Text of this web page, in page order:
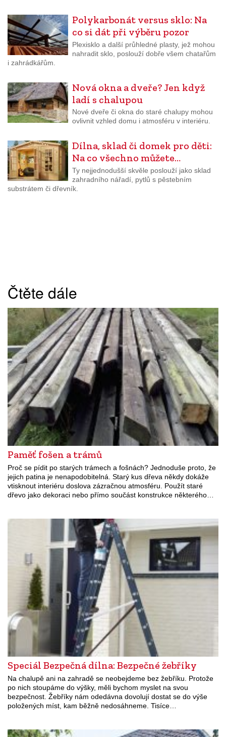
Polykarbonát versus sklo: Na
co si dát při výběru pozor
Plexisklo a další průhledné plasty, jež mohou
nahradit sklo, poslouží dobře všem chatařům
i zahrádkářům.
Nová okna a dveře? Jen když
ladí s chalupou
Nové dveře či okna do staré chalupy mohou
ovlivnit vzhled domu i atmosféru v interiéru.
Dílna, sklad či domek pro děti:
Na co všechno můžete…
Ty nejjednodušší skvěle poslouží jako sklad
zahradního nářadí, pytlů s pěstebním
substrátem či dřevník.
Čtěte dále
Paměť fošen a trámů
Proč se pídit po starých trámech a fošnách? Jednoduše proto, že
jejich patina je nenapodobitelná. Starý kus dřeva někdy dokáže
vtisknout interiéru doslova zázračnou atmosféru. Použít staré
dřevo jako dekoraci nebo přímo součást konstrukce některého…
Speciál Bezpečná dílna: Bezpečné žebříky
Na chalupě ani na zahradě se neobejdeme bez žebříku. Protože
po nich stoupáme do výšky, měli bychom myslet na svou
bezpečnost. Žebříky nám odedávna dovolují dostat se do výše
položených míst, kam běžně nedosáhneme. Tisíce…